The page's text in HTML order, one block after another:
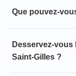
Que pouvez-
Desservez-
Saint-Gilles ?